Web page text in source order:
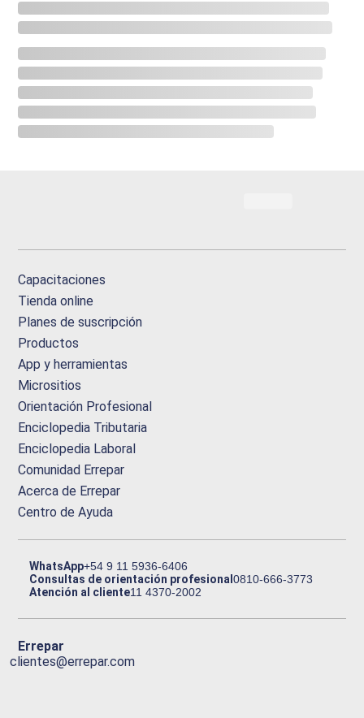
Capacitaciones
Tienda online
Planes de suscripción
Productos
App y herramientas
Micrositios
Orientación Profesional
Enciclopedia Tributaria
Enciclopedia Laboral
Comunidad Errepar
Acerca de Errepar
Centro de Ayuda
WhatsApp+54 9 11 5936-6406
Consultas de orientación profesional0810-666-3773
Atención al cliente11 4370-2002
Errepar
clientes@errepar.com